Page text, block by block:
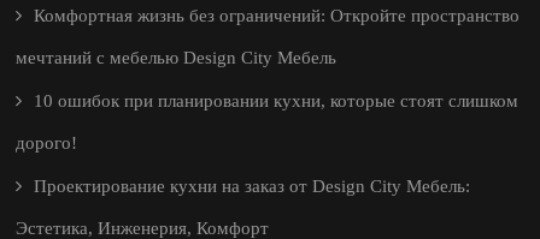
Комфортная жизнь без ограничений: Откройте пространство
мечтаний с мебелью Design City Мебель
10 ошибок при планировании кухни, которые стоят слишком
дорого!
Проектирование кухни на заказ от Design City Мебель:
Эстетика, Инженерия, Комфорт